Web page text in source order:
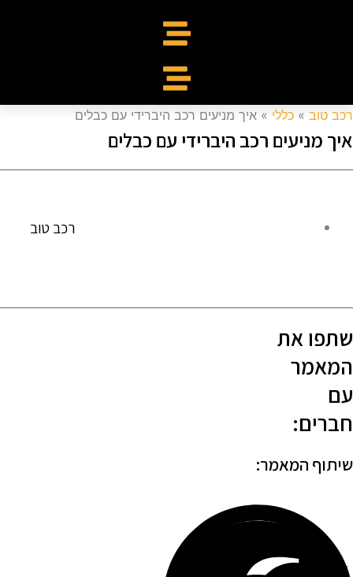
טוב» כללי» איך מניעים רכב היברידי עם כבלים
מניעים רכב היברידי עם כבלים
רכב טוב
את
המאמר: